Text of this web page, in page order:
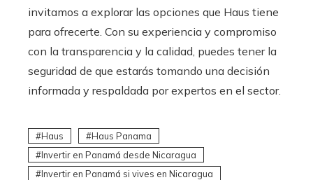
invitamos a explorar las opciones que Haus tiene
para ofrecerte. Con su experiencia y compromiso
con la transparencia y la calidad, puedes tener la
seguridad de que estarás tomando una decisión
informada y respaldada por expertos en el sector.
Haus
Haus Panama
Invertir en Panamá desde Nicaragua
Invertir en Panamá si vives en Nicaragua